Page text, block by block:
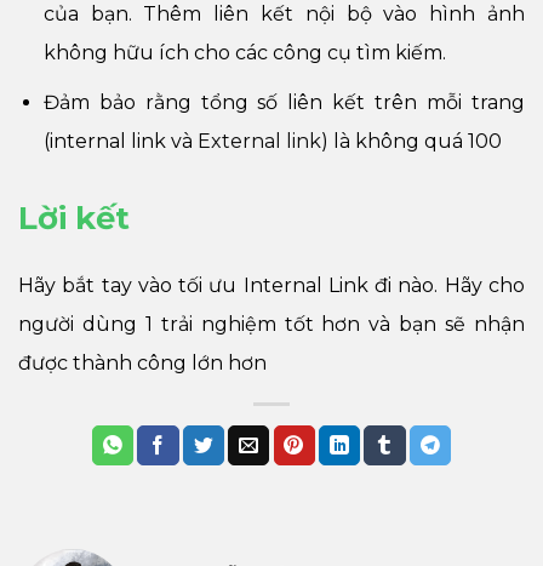
của bạn. Thêm liên kết nội bộ vào hình ảnh
không hữu ích cho các công cụ tìm kiếm.
Đảm bảo rằng tổng số liên kết trên mỗi trang
(internal link và External link) là không quá 100
Lời kết
Hãy bắt tay vào tối ưu Internal Link đi nào. Hãy cho
người dùng 1 trải nghiệm tốt hơn và bạn sẽ nhận
được thành công lớn hơn